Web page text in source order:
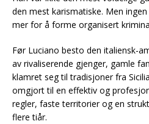
den mest karismatiske. Men
mer for å forme organisert
Før Luciano besto den italiensk-
av rivaliserende gjenger, gamle
klamret seg til tradisjoner fra
omgjort til en effektiv og
regler, faste territorier og en
flere tiår.